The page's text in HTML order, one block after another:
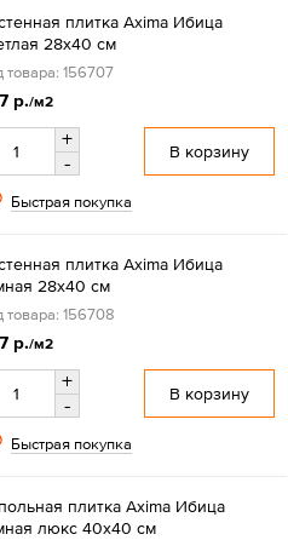
плитка Axima Ибица
28x40 см
товара: 156707
р./м2
+
-
В корзину
Быстрая покупка
плитка Axima Ибица
28x40 см
товара: 156708
р./м2
+
-
В корзину
Быстрая покупка
плитка Axima Ибица
люкс 40x40 см